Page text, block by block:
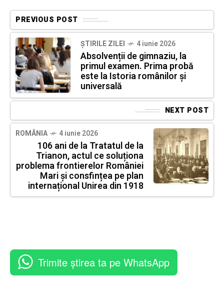
PREVIOUS POST
ȘTIRILE ZILEI 4 iunie 2026
Absolvenții de gimnaziu, la
primul examen. Prima probă
este la Istoria românilor și
universală
NEXT POST
ROMÂNIA 4 iunie 2026
106 ani de la Tratatul de la
Trianon, actul ce soluționa
problema frontierelor României
Mari și consfințea pe plan
internațional Unirea din 1918
Trimite știrea ta pe WhatsApp